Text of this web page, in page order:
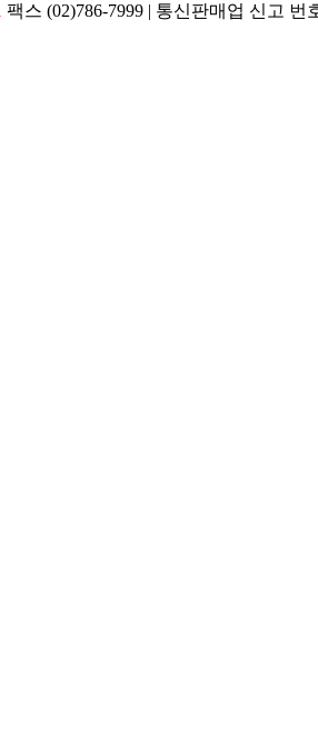
팩스 (02)786-7999 | 통신판매업 신고 번